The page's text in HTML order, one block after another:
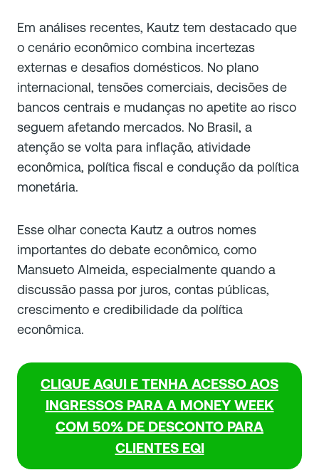
Em análises recentes, Kautz tem destacado que
o cenário econômico combina incertezas
externas e desafios domésticos. No plano
internacional, tensões comerciais, decisões de
bancos centrais e mudanças no apetite ao risco
seguem afetando mercados. No Brasil, a
atenção se volta para inflação, atividade
econômica, política fiscal e condução da política
monetária.
Esse olhar conecta Kautz a outros nomes
importantes do debate econômico, como
Mansueto Almeida, especialmente quando a
discussão passa por juros, contas públicas,
crescimento e credibilidade da política
econômica.
CLIQUE AQUI E TENHA ACESSO AOS
INGRESSOS PARA A MONEY WEEK
COM 50% DE DESCONTO PARA
CLIENTES EQI